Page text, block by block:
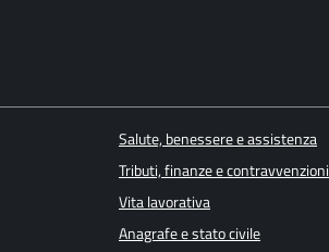
Salute, benessere e assistenza
Tributi, finanze e contravvenzioni
Vita lavorativa
Anagrafe e stato civile